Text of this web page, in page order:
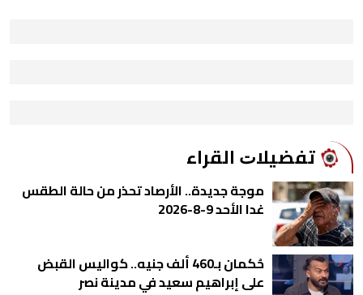
ﺗﻔﻀﻴﻼﺕ اﻟﻘﺮاء
موجة جديدة.. الأرصاد تحذر من حالة الطقس
غدا الأحد 9-8-2026
حُكمان بـ460 ألف جنيه.. كواليس القبض
على إبراهيم سعيد في مدينة نصر